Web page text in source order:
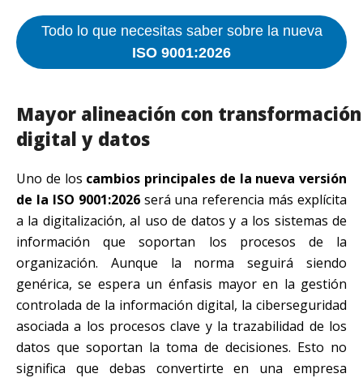
Todo lo que necesitas saber sobre la nueva
ISO 9001:2026
Mayor alineación con transformación
digital y datos
Uno de los cambios principales de la nueva versión
de la ISO 9001:2026será una referencia más explícita
a la digitalización, al uso de datos y a los sistemas de
información que soportan los procesos de la
organización. Aunque la norma seguirá siendo
genérica, se espera un énfasis mayor en la gestión
controlada de la información digital, la ciberseguridad
asociada a los procesos clave y la trazabilidad de los
datos que soportan la toma de decisiones. Esto no
significa que debas convertirte en una empresa